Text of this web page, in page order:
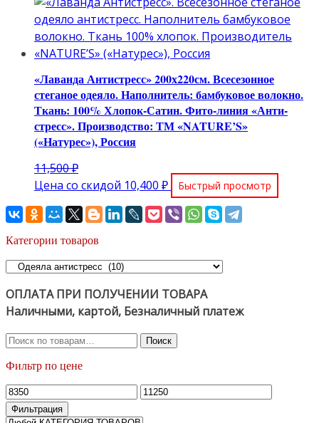
8,880 ₽.
8,350 ₽.
«Лаванда Антистресс» 200х220см. Всесезонное
стеганое одеяло. Наполнитель: бамбуковое волокно.
Ткань: 100% Хлопок-Сатин. Фито-линия «Анти-
стресс». Производство: ТМ «NATURE’S»
(«Натурес»), Россия
11,500₽Первоначальная
цена
11,500 ₽.
Цена со скидой 10,400 ₽Текущая
цена:
10,400 ₽.
Быстрый просмотр
Категории товаров
ОПЛАТА ПРИ ПОЛУЧЕНИИ ТОВАРА
Наличными, картой, Безналичный платеж
Искать:
Поиск
Фильтр по цене
Минимальная
цена
Максимальная
Фильтрация